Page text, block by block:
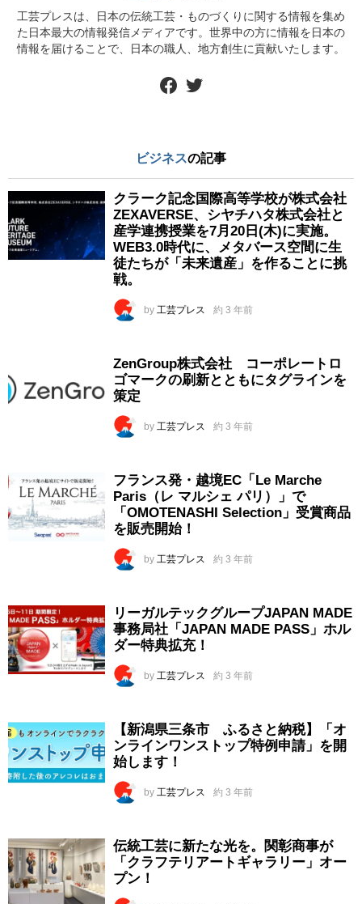
工芸プレスは、日本の伝統工芸・ものづくりに関する情報を集め
た日本最大の情報発信メディアです。世界中の方に情報を日本の
情報を届けることで、日本の職人、地方創生に貢献いたします。
ビジネスの記事
クラーク記念国際高等学校が株式会社
ZEXAVERSE、シヤチハタ株式会社と
産学連携授業を7月20日(木)に実施。
WEB3.0時代に、メタバース空間に生
徒たちが「未来遺産」を作ることに挑
戦。
by 工芸プレス 約 3 年前
ZenGroup株式会社 コーポレートロ
ゴマークの刷新とともにタグラインを
策定
by 工芸プレス 約 3 年前
フランス発・越境EC「Le Marche
Paris（レ マルシェ パリ）」で
「OMOTENASHI Selection」受賞商品
を販売開始！
by 工芸プレス 約 3 年前
リーガルテックグループJAPAN MADE
事務局社「JAPAN MADE PASS」ホル
ダー特典拡充！
by 工芸プレス 約 3 年前
【新潟県三条市 ふるさと納税】「オ
ンラインワンストップ特例申請」を開
始します！
by 工芸プレス 約 3 年前
伝統工芸に新たな光を。関彰商事が
「クラフテリアートギャラリー」オー
プン！